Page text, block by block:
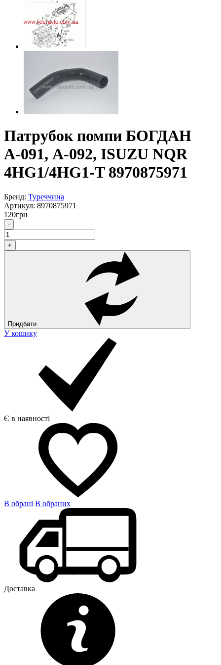
Патрубок помпи БОГДАН
А-091, А-092, ISUZU NQR
4HG1/4HG1-T 8970875971
Бренд: Туреччина
Артикул: 8970875971
120грн
-
+
Придбати
У кошику
Є в наявності
В обрані В обраних
Доставка